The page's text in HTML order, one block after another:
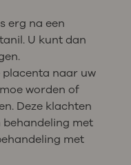
erg na een
U kunt dan
naar uw
worden of
Deze klachten
met
met